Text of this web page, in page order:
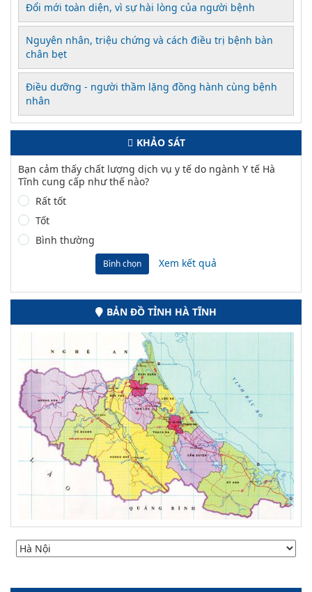
Đổi mới toàn diện, vì sự hài lòng của người bệnh
Nguyên nhân, triệu chứng và cách điều trị bệnh bàn
chân bẹt
Điều dưỡng - người thầm lặng đồng hành cùng bệnh
nhân
KHẢO SÁT
Bạn cảm thấy chất lượng dịch vụ y tế do ngành Y tế Hà
Tĩnh cung cấp như thế nào?
Rất tốt
Tốt
Bình thường
Bình chọn Xem kết quả
BẢN ĐỒ TỈNH HÀ TĨNH